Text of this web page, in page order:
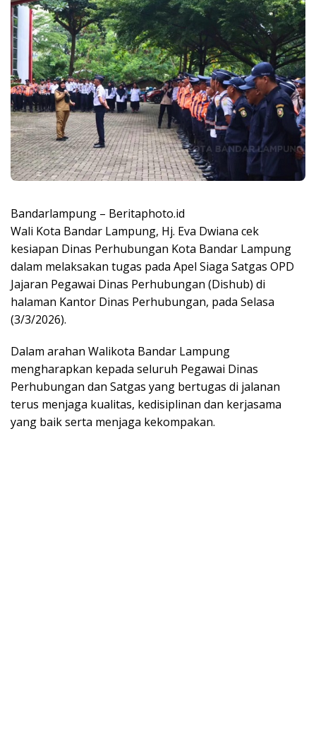
Bandarlampung – Beritaphoto.id
Wali Kota Bandar Lampung, Hj. Eva Dwiana cek
kesiapan Dinas Perhubungan Kota Bandar Lampung
dalam melaksakan tugas pada Apel Siaga Satgas OPD
Jajaran Pegawai Dinas Perhubungan (Dishub) di
halaman Kantor Dinas Perhubungan, pada Selasa
(3/3/2026).
Dalam arahan Walikota Bandar Lampung
mengharapkan kepada seluruh Pegawai Dinas
Perhubungan dan Satgas yang bertugas di jalanan
terus menjaga kualitas, kedisiplinan dan kerjasama
yang baik serta menjaga kekompakan.